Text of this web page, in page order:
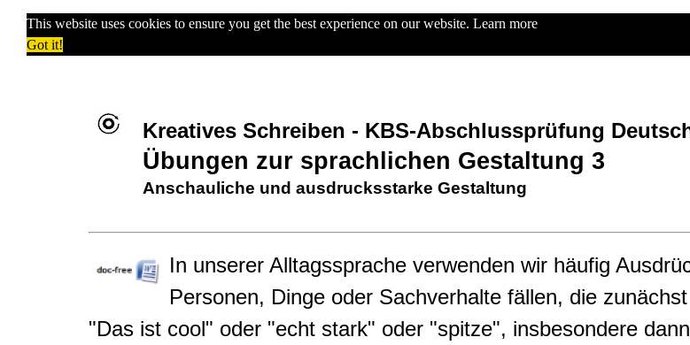
This website uses cookies to ensure you get the best experience on our website. Learn more
Got it!
Kreatives Schreiben - KBS-Abschlussprüfung
Übungen zur sprachlichen Gestaltung 3
Anschauliche und ausdrucksstarke Gestaltung
In unserer Alltagssprache verwenden wir häufig
Personen, Dinge oder Sachverhalte fällen, die
"Das ist cool" oder "echt stark" oder "spitze", insbesondere